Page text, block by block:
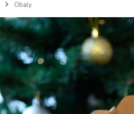
Obaly